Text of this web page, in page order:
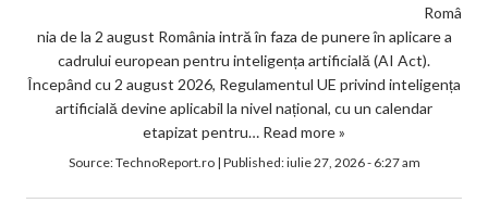
Româ
nia de la 2 august România intră în faza de punere în aplicare a
cadrului european pentru inteligența artificială (AI Act).
Începând cu 2 august 2026, Regulamentul UE privind inteligența
artificială devine aplicabil la nivel național, cu un calendar
etapizat pentru… Read more »
Source:TechnoReport.ro| Published:iulie 27, 2026 - 6:27 am